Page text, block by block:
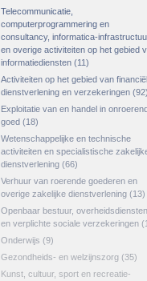
Telecommunicatie,
computerprogrammering en
consultancy, informatica-
en overige activiteiten op het gebied
informatiediensten (11)
Activiteiten op het gebied van
dienstverlening en verzekeringen
Exploitatie van en handel in
goed (18)
Wetenschappelijke en technische
activiteiten en specialistische
dienstverlening (66)
Verhuur van roerende goederen en
overige zakelijke dienstverlening (13)
Openbaar bestuur, overheidsdiensten
en verplichte sociale verzekeringen
Onderwijs (9)
Gezondheids- en welzijnszorg (35)
Kunst, cultuur, sport en recreatie-